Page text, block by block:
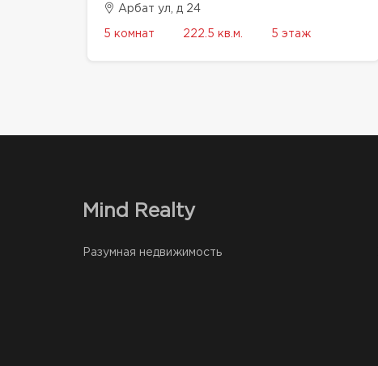
Арбат ул, д 24
5 комнат 222.5 кв.м. 5 этаж
Mind Realty
Разумная недвижимость